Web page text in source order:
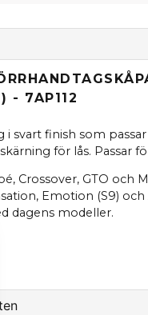
- 7AP112
svart finish som
för lås. Passar
Crossover, GTO och
Emotion (S9)
dagens modeller.